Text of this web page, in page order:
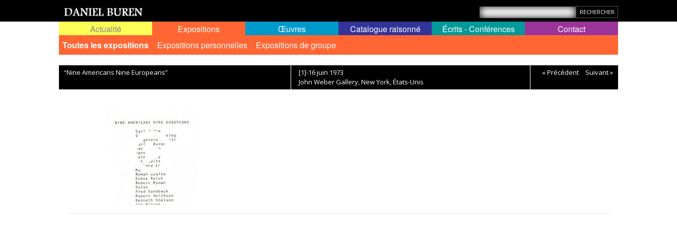
Actualité
Expositions
Toutes les expositions
Expositions personnelles Expositions de groupe
Œuvres Catalogue raisonné Écrits - Conférences Contact
“Nine Americans Nine Europeans”
[1]-16 juin 1973
John Weber Gallery, New York, États-Unis
« Précédent Suivant »